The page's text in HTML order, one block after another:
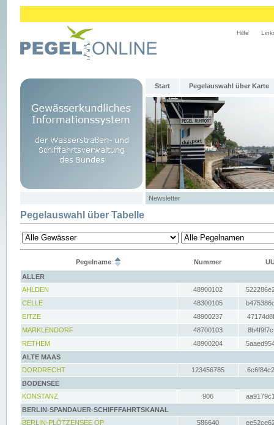
Hilfe
Start Pegelauswahl über Karte
Newsletter
Pegelauswahl über Tabelle
Pegelname Nummer
ALLER
AHLDEN
48900102
CELLE
48300105
EITZE
48900237
MARKLENDORF
48700103
RETHEM
48900204
ALTE MAAS
DORDRECHT
123456785
BODENSEE
KONSTANZ
906
BERLIN-SPANDAUER-SCHIFFFAHRTSKANAL
BERLIN-PLÖTZENSEE OP
586640